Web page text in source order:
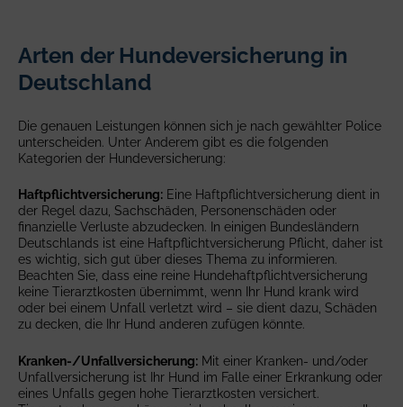
Arten der Hundeversicherung in
Deutschland
Die genauen Leistungen können sich je nach gewählter Police
unterscheiden. Unter Anderem gibt es die folgenden
Kategorien der Hundeversicherung:
Haftpflichtversicherung: Eine Haftpflichtversicherung dient in
der Regel dazu, Sachschäden, Personenschäden oder
finanzielle Verluste abzudecken. In einigen Bundesländern
Deutschlands ist eine Haftpflichtversicherung Pflicht, daher ist
es wichtig, sich gut über dieses Thema zu informieren.
Beachten Sie, dass eine reine Hundehaftpflichtversicherung
keine Tierarztkosten übernimmt, wenn Ihr Hund krank wird
oder bei einem Unfall verletzt wird – sie dient dazu, Schäden
zu decken, die Ihr Hund anderen zufügen könnte.
Kranken-/Unfallversicherung: Mit einer Kranken- und/oder
Unfallversicherung ist Ihr Hund im Falle einer Erkrankung oder
eines Unfalls gegen hohe Tierarztkosten versichert.